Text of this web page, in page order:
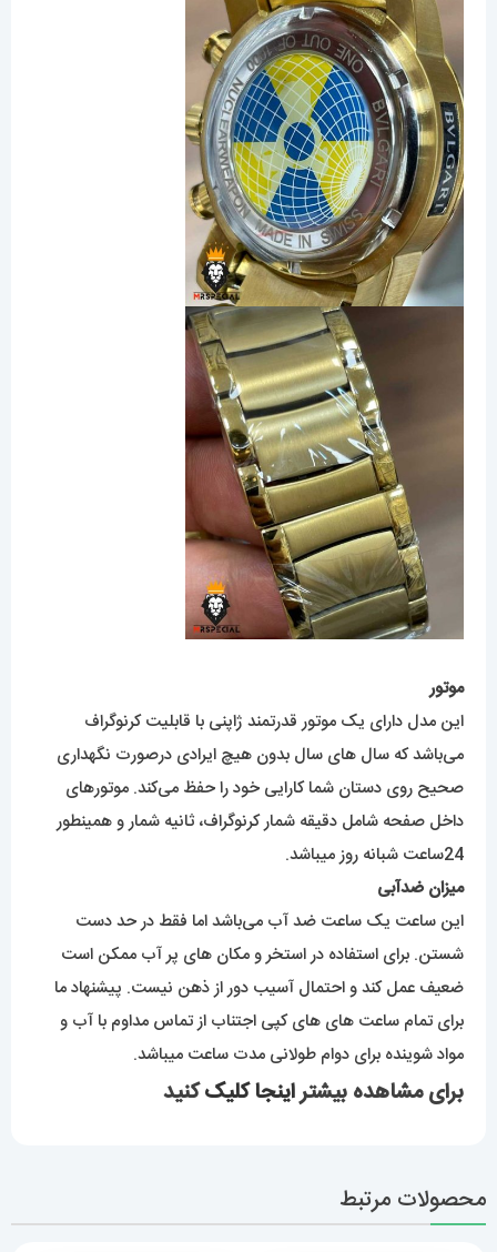
برای استایل اسپرت استایل شما رو بسیار خاص خواهد کرد.
موتور
این مدل دارای یک موتور قدرتمند ژاپنی با قابلیت کرنوگراف
می‌باشد که سال های سال بدون هیچ ایرادی درصورت نگهداری
صحیح روی دستان شما کارایی خود را حفظ می‌کند. موتورهای
داخل صفحه شامل دقیقه شمار کرنوگراف، ثانیه شمار و همینطور
24ساعت شبانه روز میباشد.
میزان ضدآبی
این ساعت یک ساعت ضد آب می‌باشد اما فقط در حد دست
شستن. برای استفاده در استخر و مکان های پر آب ممکن است
ضعیف عمل کند و احتمال آسیب دور از ذهن نیست. پیشنهاد ما
برای تمام ساعت های های کپی اجتناب از تماس مداوم با آب و
مواد شوینده برای دوام طولانی مدت ساعت میباشد.